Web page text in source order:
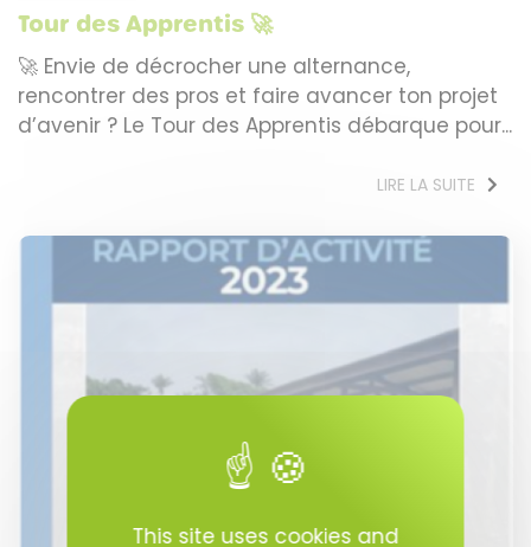
Tour des Apprentis 🚀
🚀 Envie de décrocher une alternance,
rencontrer des pros et faire avancer ton projet
d’avenir ? Le Tour des Apprentis débarque pour...
LIRE LA SUITE
This site uses cookies and